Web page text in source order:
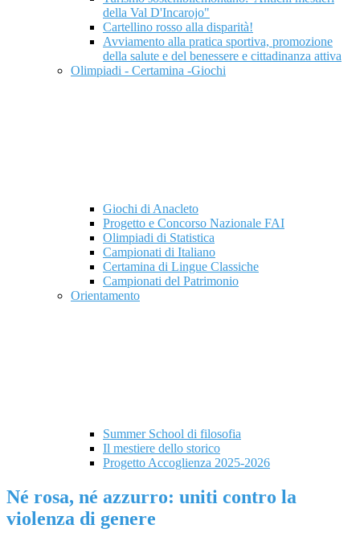
della Val D'Incarojo"
Cartellino rosso alla disparità!
Avviamento alla pratica sportiva, promozione
della salute e del benessere e cittadinanza attiva
Olimpiadi - Certamina -Giochi
Giochi di Anacleto
Progetto e Concorso Nazionale FAI
Olimpiadi di Statistica
Campionati di Italiano
Certamina di Lingue Classiche
Campionati del Patrimonio
Orientamento
Summer School di filosofia
Il mestiere dello storico
Progetto Accoglienza 2025-2026
Né rosa, né azzurro: uniti contro la
violenza di genere